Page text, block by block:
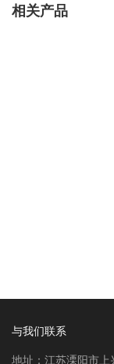
相关产品
与我们联系
地址：江苏溧阳市